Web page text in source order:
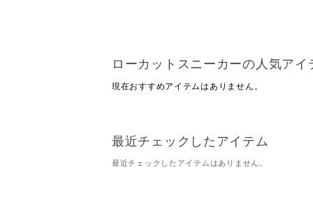
ローカットスニーカーの人気アイ
現在おすすめアイテムはありません。
最近チェックしたアイテム
最近チェックしたアイテムはありません。